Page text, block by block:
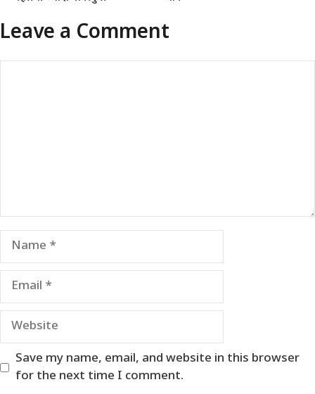
Leave a Comment
Name
Email
Website
Save my name, email, and website in this browser
for the next time I comment.